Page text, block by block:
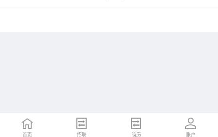
首页 招聘 简历 账户